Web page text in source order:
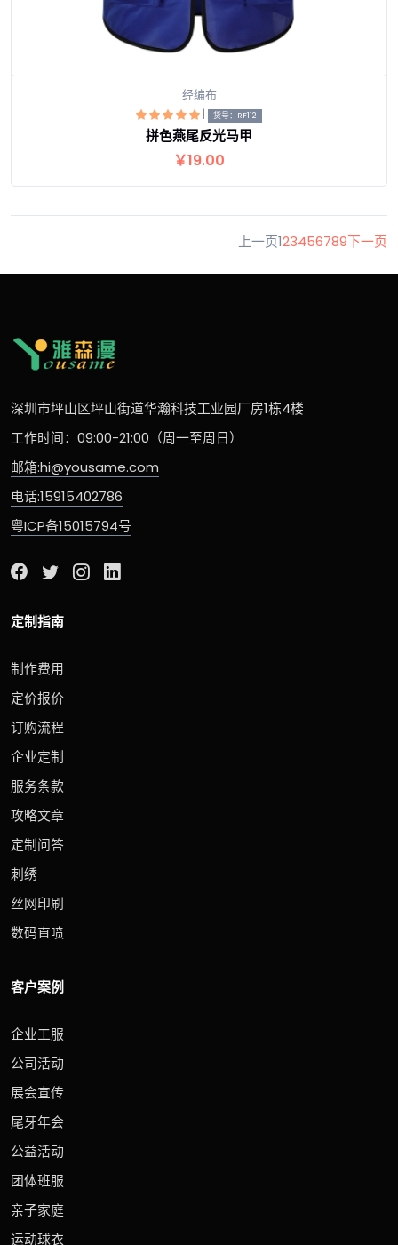
查看详情
经编布
| 货号：RF112
拼色燕尾反光马甲
￥19.00
上一页123456789下一页
深圳市坪山区坪山街道华瀚科技工业园厂房1栋4楼
工作时间：09:00-21:00（周一至周日）
邮箱:hi@yousame.com
电话:15915402786
粤ICP备15015794号
定制指南
制作费用
定价报价
订购流程
企业定制
服务条款
攻略文章
定制问答
刺绣
丝网印刷
数码直喷
客户案例
企业工服
公司活动
展会宣传
尾牙年会
公益活动
团体班服
亲子家庭
运动球衣